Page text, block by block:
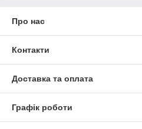
Про нас
Контакти
Доставка та оплата
Графік роботи